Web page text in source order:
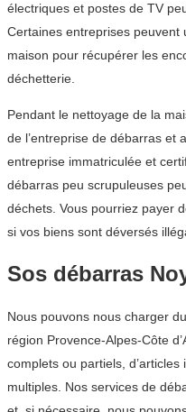
électriques et postes de TV
Certaines entreprises peuvent
maison pour récupérer les
déchetterie.
Pendant le nettoyage de la
de l’entreprise de débarras et
entreprise immatriculée et
débarras peu scrupuleuses
déchets. Vous pourriez payer
si vos biens sont déversés
Sos débarras
Nous pouvons nous charger
région Provence-Alpes-Côte
complets ou partiels,
multiples. Nos services de